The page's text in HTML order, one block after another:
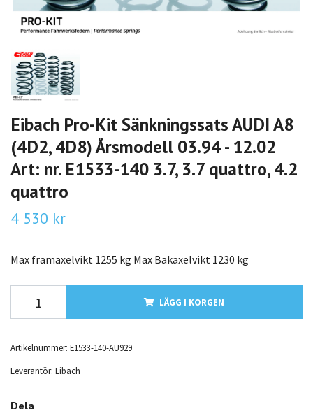
Eibach Pro-Kit Sänkningssats AUDI A8
(4D2, 4D8) Årsmodell 03.94 - 12.02
Art: nr. E1533-140 3.7, 3.7 quattro, 4.2
quattro
4 530 kr
Max framaxelvikt 1255 kg Max Bakaxelvikt 1230 kg
LÄGG I KORGEN
Artikelnummer: E1533-140-AU929
Leverantör: Eibach
Dela